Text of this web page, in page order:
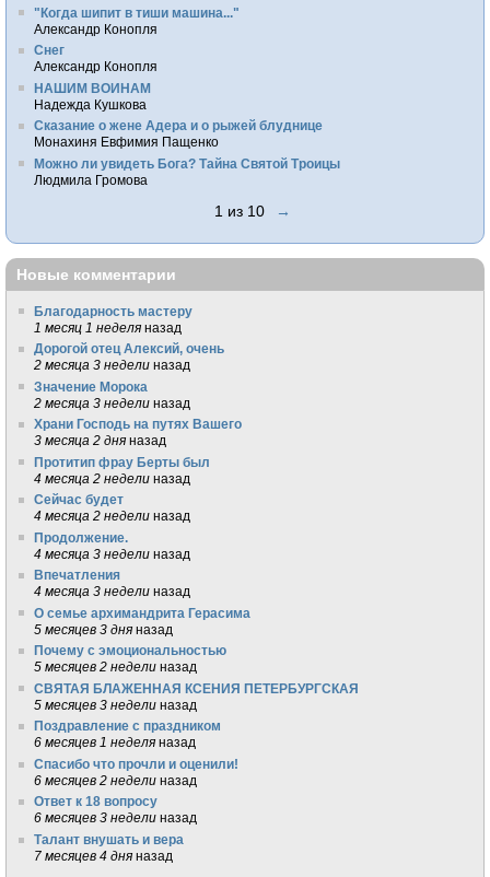
"Когда шипит в тиши машина..."
Александр Конопля
Снег
Александр Конопля
НАШИМ ВОИНАМ
Надежда Кушкова
Сказание о жене Адера и о рыжей блуднице
Монахиня Евфимия Пащенко
Можно ли увидеть Бога? Тайна Святой Троицы
Людмила Громова
1 из 10 →
Новые комментарии
Благодарность мастеру
1 месяц 1 неделя назад
Дорогой отец Алексий, очень
2 месяца 3 недели назад
Значение Морока
2 месяца 3 недели назад
Храни Господь на путях Вашего
3 месяца 2 дня назад
Протитип фрау Берты был
4 месяца 2 недели назад
Сейчас будет
4 месяца 2 недели назад
Продолжение.
4 месяца 3 недели назад
Впечатления
4 месяца 3 недели назад
О семье архимандрита Герасима
5 месяцев 3 дня назад
Почему с эмоциональностью
5 месяцев 2 недели назад
СВЯТАЯ БЛАЖЕННАЯ КСЕНИЯ ПЕТЕРБУРГСКАЯ
5 месяцев 3 недели назад
Поздравление с праздником
6 месяцев 1 неделя назад
Спасибо что прочли и оценили!
6 месяцев 2 недели назад
Ответ к 18 вопросу
6 месяцев 3 недели назад
Талант внушать и вера
7 месяцев 4 дня назад